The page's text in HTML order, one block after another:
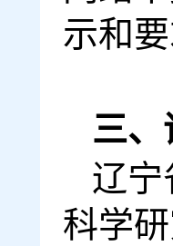
示和
三、
辽宁
科学